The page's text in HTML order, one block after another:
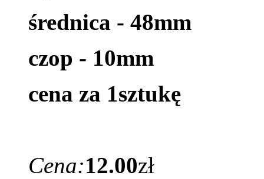
średnica - 48mm
czop - 10mm
cena za 1sztukę
Cena:12.00zł